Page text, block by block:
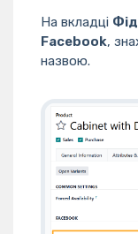
На вкладці
Facebook,
назвою.